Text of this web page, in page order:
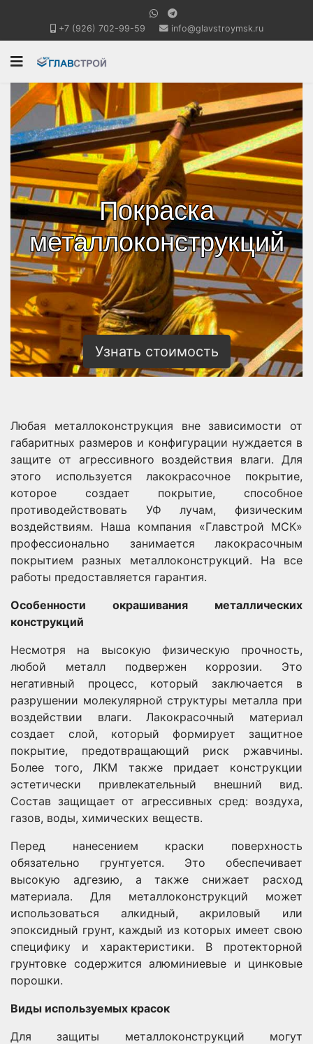
+7 (926) 702-99-59 info@glavstroymsk.ru
Покраска
металлоконструкций
Узнать стоимость
Любая металлоконструкция вне зависимости от
габаритных размеров и конфигурации нуждается в
защите от агрессивного воздействия влаги. Для
этого используется лакокрасочное покрытие,
которое создает покрытие, способное
противодействовать УФ лучам, физическим
воздействиям. Наша компания «Главстрой МСК»
профессионально занимается лакокрасочным
покрытием разных металлоконструкций. На все
работы предоставляется гарантия.
Особенности окрашивания металлических
конструкций
Несмотря на высокую физическую прочность,
любой металл подвержен коррозии. Это
негативный процесс, который заключается в
разрушении молекулярной структуры металла при
воздействии влаги. Лакокрасочный материал
создает слой, который формирует защитное
покрытие, предотвращающий риск ржавчины.
Более того, ЛКМ также придает конструкции
эстетически привлекательный внешний вид.
Состав защищает от агрессивных сред: воздуха,
газов, воды, химических веществ.
Перед нанесением краски поверхность
обязательно грунтуется. Это обеспечивает
высокую адгезию, а также снижает расход
материала. Для металлоконструкций может
использоваться алкидный, акриловый или
эпоксидный грунт, каждый из которых имеет свою
специфику и характеристики. В протекторной
грунтовке содержится алюминиевые и цинковые
порошки.
Виды используемых красок
Для защиты металлоконструкций могут